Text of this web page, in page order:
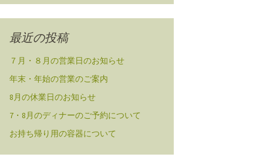
最近の投稿
７月・８月の営業日のお知らせ
年末・年始の営業のご案内
8月の休業日のお知らせ
7・8月のディナーのご予約について
お持ち帰り用の容器について